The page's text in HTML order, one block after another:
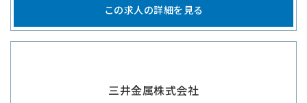
この求人の詳細を見る
三井金属株式会社